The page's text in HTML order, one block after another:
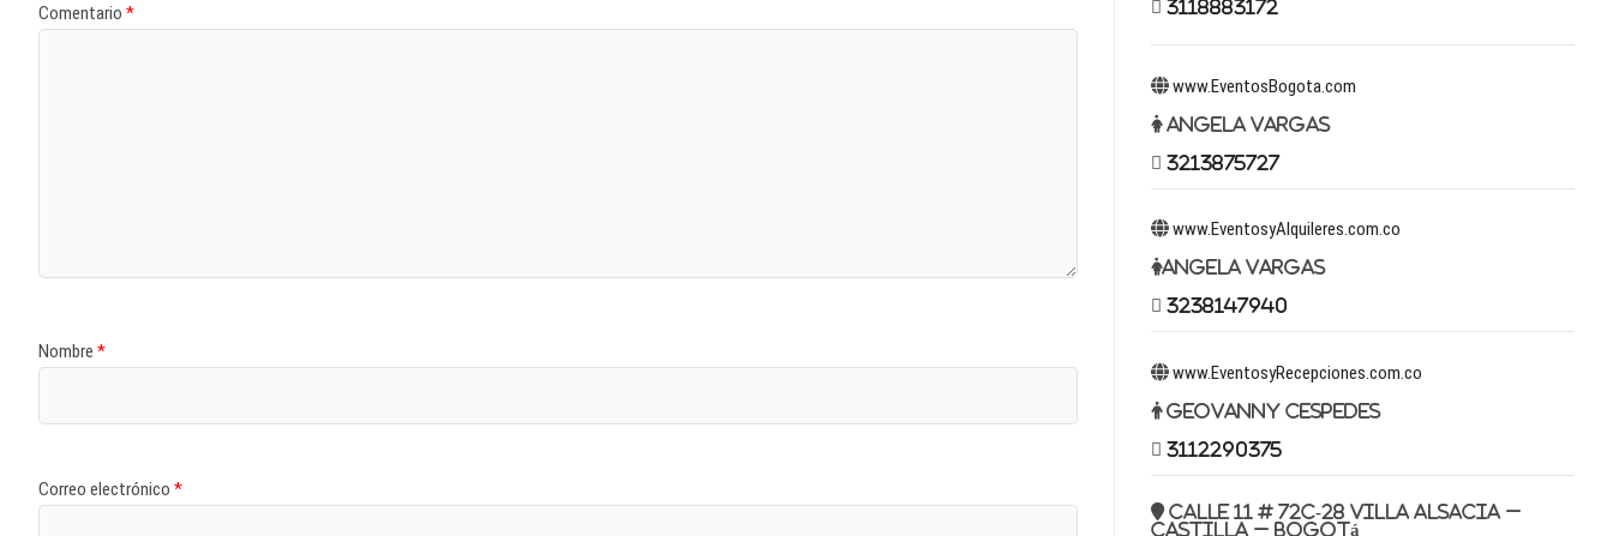
Comentario *
Nombre *
Correo electrónico *
3118883172
www.EventosBogota.com
Angela Vargas
3213875727
www.EventosyAlquileres.com.co
Angela Vargas
3238147940
www.EventosyRecepciones.com.co
Geovanny Cespedes
3112290375
Calle 11 # 72c-28 Villa Alsacia –
Castilla – Bogotá